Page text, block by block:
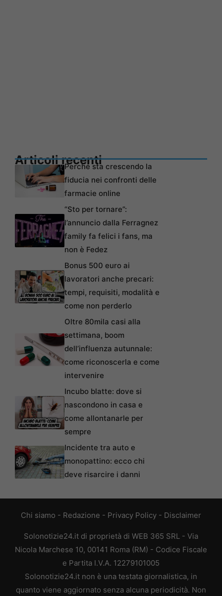
Articoli recentiPerché sta crescendo la
fiducia nei confronti delle
farmacie online
“Sto per tornare”:
l’annuncio dalla Ferragnez
family fa felici i fans, ma
non è Fedez
Bonus 500 euro ai
lavoratori anche precari:
tempi, requisiti, modalità e
come non perderlo
Oltre 80mila casi alla
settimana, boom
dell’influenza autunnale:
come riconoscerla e come
intervenire
Incubo blatte: dove si
nascondono in casa e
come allontanarle per
sempre
Incidente tra auto e
monopattino: ecco chi
deve risarcire i danni
Chi siamo - Redazione - Privacy Policy - Disclaimer
Solonotizie24.it di proprietà di WEB 365 SRL - Via
Nicola Marchese 10, 00141 Roma (RM) - Codice Fiscale
e Partita I.V.A. 12279101005
Solonotizie24.it non è una testata giornalistica, in
quanto viene aggiornato senza alcuna periodicità. Non